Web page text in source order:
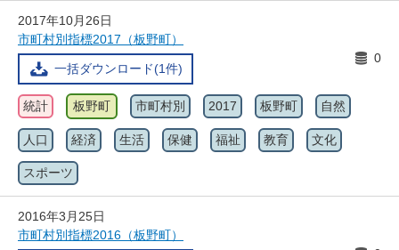
2017年10月26日
市町村別指標2017（板野町）
一括ダウンロード(1件)
0
統計 板野町 市町村別 2017 板野町 自然
人口 経済 生活 保健 福祉 教育 文化
スポーツ
2016年3月25日
市町村別指標2016（板野町）